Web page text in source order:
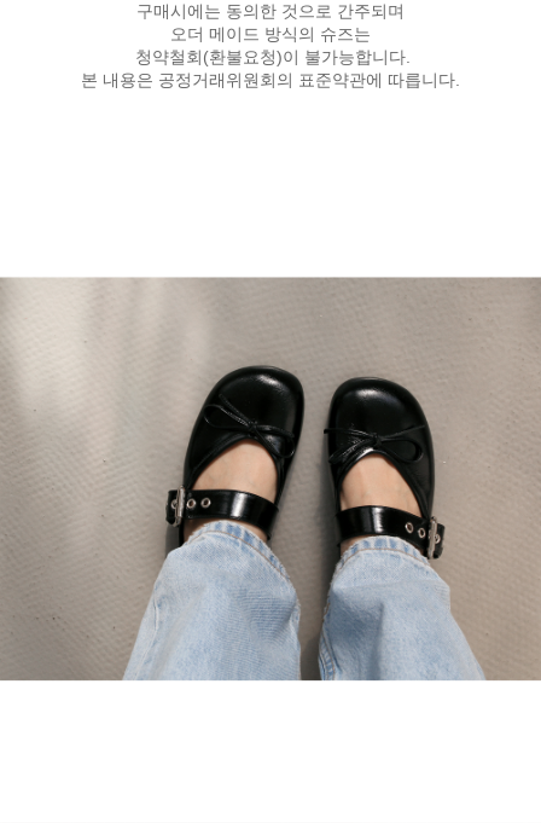
구매시에는 동의한 것으로 간주되며
오더 메이드 방식의 슈즈는
청약철회(환불요청)이 불가능합니다.
본 내용은 공정거래위원회의 표준약관에 따릅니다.